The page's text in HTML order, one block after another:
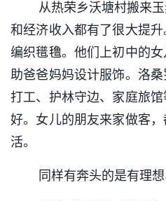
从热荣乡沃塘村搬来玉
和经济收入都有了很大提
编织氆氇。他们上初中的
助爸爸妈妈设计服饰。洛
打工、护林守边、家庭旅
好。女儿的朋友来家做客
活。
同样有奔头的是有理想